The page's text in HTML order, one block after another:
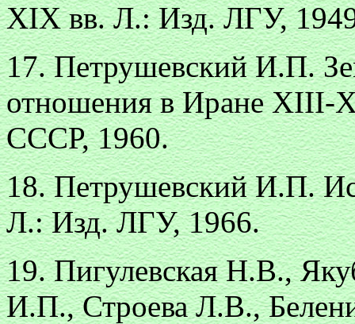
XIX вв. Л.: Изд. ЛГУ,
17. Петрушевский И.П.
отношения в Иране
СССР, 1960.
18. Петрушевский И.П.
Л.: Изд. ЛГУ, 1966.
19. Пигулевская Н.В.,
И.П., Строева Л.В.,